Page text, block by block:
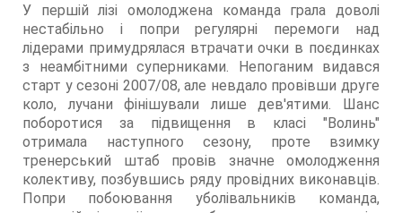
У першій лізі омолоджена команда грала доволі
нестабільно і попри регулярні перемоги над
лідерами примудрялася втрачати очки в поєдинках
з неамбітними суперниками. Непоганим видався
старт у сезоні 2007/08, але невдало провівши друге
коло, лучани фінішували лише дев'ятими. Шанс
поборотися за підвищення в класі "Волинь"
отримала наступного сезону, проте взимку
тренерський штаб провів значне омолодження
колективу, позбувшись ряду провідних виконавців.
Попри побоювання уболівальників команда,